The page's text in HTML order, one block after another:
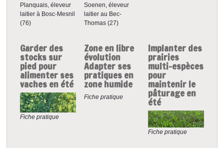
Planquais, éleveur
laitier à Bosc-Mesnil
(76)
Soenen, éleveur
laitier au Bec-
Thomas (27)
Garder des
stocks sur
pied pour
alimenter ses
vaches en été
Fiche pratique
Zone en libre
évolution
Adapter ses
pratiques en
zone humide
Fiche pratique
Implanter des
prairies
multi-espèces
pour
maintenir le
pâturage en
été
Fiche pratique